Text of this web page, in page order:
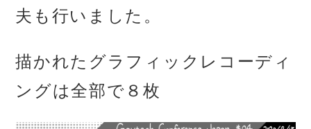
夫も行いました。
描かれたグラフィックレコーディ
ングは全部で８枚